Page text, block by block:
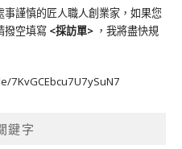
謹慎的匠人職人創業家，如果您
撥空填寫 <採訪單> ，我將盡快規
7KvGCEbcu7U7ySuN7
鍵字